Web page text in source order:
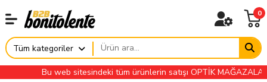
0
Tüm kategoriler
Bu web sitesindeki tüm ürünlerin satışı OPTİK